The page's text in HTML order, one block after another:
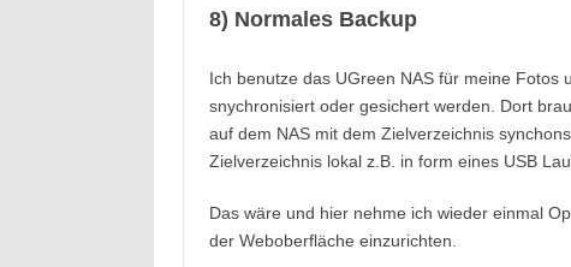
8) Normales Backup
Ich benutze das UGreen NAS für meine Fotos
snychronisiert oder gesichert werden. Dort
auf dem NAS mit dem Zielverzeichnis
Zielverzeichnis lokal z.B. in form eines USB
Das wäre und hier nehme ich wieder einmal
der Weboberfläche einzurichten.